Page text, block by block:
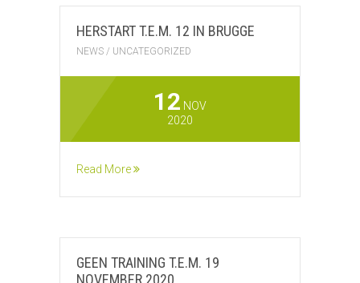
HERSTART T.E.M. 12 IN BRUGGE
NEWS / UNCATEGORIZED
12 NOV
2020
Read More
GEEN TRAINING T.E.M. 19
NOVEMBER 2020